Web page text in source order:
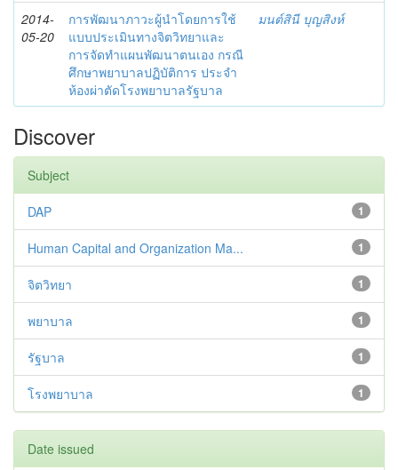
2014-
05-20
การพัฒนาภาวะผู้นำโดยการใช้
แบบประเมินทางจิตวิทยาและ
การจัดทำแผนพัฒนาตนเอง กรณี
ศึกษาพยาบาลปฏิบัติการ ประจำ
ห้องผ่าตัดโรงพยาบาลรัฐบาล
มนต์สินี บุญสิงห์
Discover
Subject
1
DAP
1
Human Capital and Organization Ma...
1
จิตวิทยา
1
พยาบาล
1
รัฐบาล
1
โรงพยาบาล
Date issued